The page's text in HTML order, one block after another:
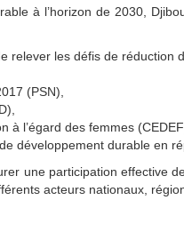
à l’horizon de 2030,
relever les défis de réduction
(PSN),
à l’égard des femmes
développement durable en
une participation effective
acteurs nationaux,